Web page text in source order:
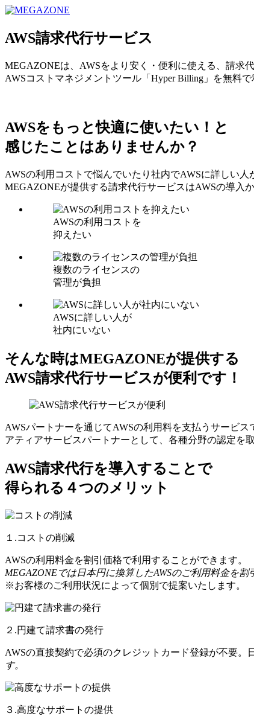
AWS請求代行サービス
MEGAZONEは、AWSをより安く・便利に使える、請求
AWSコストマネジメントツール「Hyper Billing」を無料で
AWSをもっと快適に使いたい！と
感じたことはありませんか？
AWSの利用コストで悩んでいたり社内でAWSに詳しい人
MEGAZONEが提供する請求代行サービスはAWSの導入
AWSの利用コストを
抑えたい
複数のライセンスの
管理が負担
AWSに詳しい人が
社内にいない
そんな時はMEGAZONEが提供する
AWS請求代行サービスが便利です！
AWSパートナーを通じてAWSの利用料を支払うサービ
アティアサービスパートナーとして、各種分野の認定を
AWS請求代行を導入することで
得られる４つのメリット
１.コストの削減
AWSの利用料金を割引価格で利用することができます。
MEGAZONEでは日本円に換算したAWSのご利用料金を割
※お客様のご利用状況によって個別で提案いたします。
２.円建て請求書の発行
AWSの直接契約で必須のクレジットカード登録が不要。
す。
３.高度なサポートの提供